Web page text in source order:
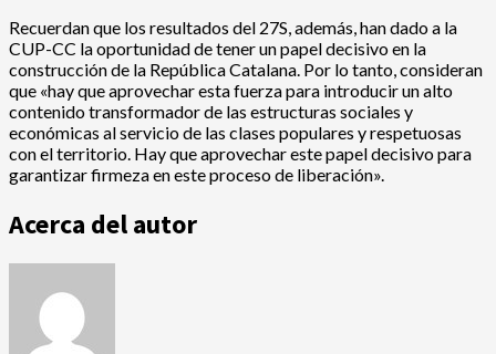
Recuerdan que los resultados del 27S, además, han dado a la
CUP-CC la oportunidad de tener un papel decisivo en la
construcción de la República Catalana. Por lo tanto, consideran
que «hay que aprovechar esta fuerza para introducir un alto
contenido transformador de las estructuras sociales y
económicas al servicio de las clases populares y respetuosas
con el territorio. Hay que aprovechar este papel decisivo para
garantizar firmeza en este proceso de liberación».
Acerca del autor